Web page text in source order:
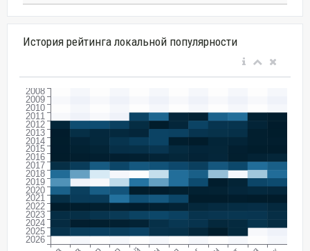
История рейтинга локальной популярности